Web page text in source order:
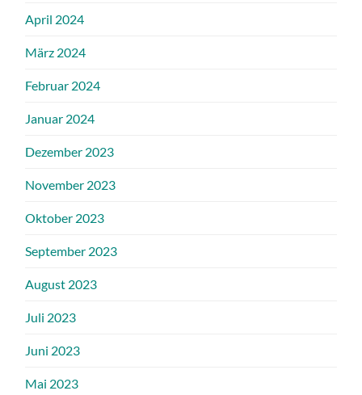
April 2024
März 2024
Februar 2024
Januar 2024
Dezember 2023
November 2023
Oktober 2023
September 2023
August 2023
Juli 2023
Juni 2023
Mai 2023